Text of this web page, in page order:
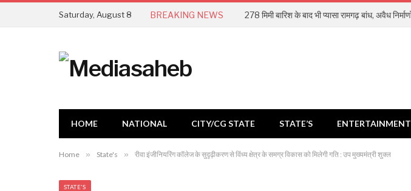
Saturday, August 8 BREAKING NEWS
HOME NATIONAL CITY/CG STATE STATE’S ENTERTAINMENT
Home » State's » रीवा इंजीनियरिंग कॉलेज के सुदृढ़ीकरण से विंध्य क्षेत्र के समग्र विकास को मिलेगी गति : उप मुख्यमंत्री शुक्ल
STATE'S